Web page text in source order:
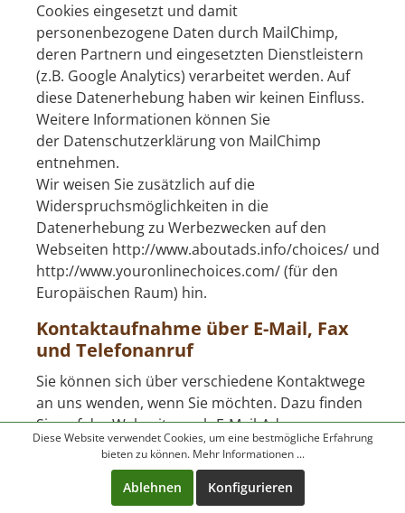
Cookies eingesetzt und damit
personenbezogene Daten durch MailChimp,
deren Partnern und eingesetzten Dienstleistern
(z.B. Google Analytics) verarbeitet werden. Auf
diese Datenerhebung haben wir keinen Einfluss.
Weitere Informationen können Sie
der Datenschutzerklärungvon MailChimp
entnehmen.
Wir weisen Sie zusätzlich auf die
Widerspruchsmöglichkeiten in die
Datenerhebung zu Werbezwecken auf den
Webseiten http://www.aboutads.info/choices/ und
http://www.youronlinechoices.com/(für den
Europäischen Raum) hin.
Kontaktaufnahme über E-Mail, Fax
und Telefonanruf
Sie können sich über verschiedene Kontaktwege
an uns wenden, wenn Sie möchten. Dazu finden
Sie auf der Webseite auch E-Mail-Adresse,
Telefonnummer und Faxnummer. Auch dann,
wenn Sie uns eine E-Mail schrieben, uns anrufen
oder uns ein Fax senden verarbeiten wir
Diese Website verwendet Cookies, um eine bestmögliche Erfahrung
bieten zu können. Mehr Informationen ...
Ablehnen Konfigurieren